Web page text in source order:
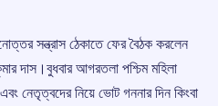
সন্ত্রাস ঠেকাতে ফের বৈঠক করলেন
দাস।বুধবার আগরতলা পশ্চিম মহিলা
নেতৃত্বদের নিয়ে ভোট গননার দিন কিংবা